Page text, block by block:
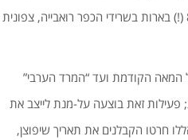
שמישהו יפול”…}. בארות סתומות לדוגמה – באר בגדת נחל בשור, צפונית לצאלים; 8 (!) בארות בשרידי הכפר רואבייה, צפונית
המאה הקודמת ועד “המרד הערבי”
פעילות זאת בוצעה על-מנת לייצב את
חרטו הקבלנים את תאריך שיפוצן,